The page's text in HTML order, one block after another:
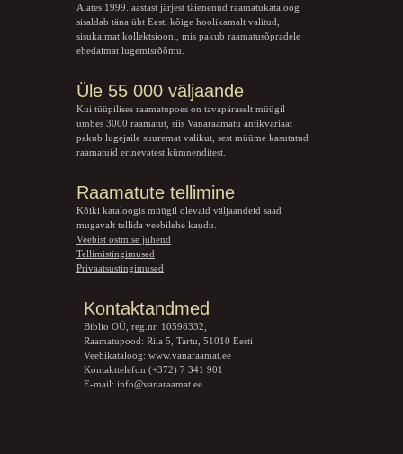
Alates 1999. aastast järjest täienenud raamatukataloog
sisaldab täna üht Eesti kõige hoolikamalt valitud,
sisukaimat kollektsiooni, mis pakub raamatusõpradele
ehedaimat lugemisrõõmu.
Üle 55 000 väljaande
Kui tüüpilises raamatupoes on tavapäraselt müügil
umbes 3000 raamatut, siis Vanaraamatu antikvariaat
pakub lugejaile suuremat valikut, sest müüme kasutatud
raamatuid erinevatest kümnenditest.
Raamatute tellimine
Kõiki kataloogis müügil olevaid väljaandeid saad
mugavalt tellida veebilehe kaudu.
Veebist ostmise juhend
Tellimistingimused
Privaatsustingimused
Kontaktandmed
Biblio OÜ, reg.nr. 10598332,
Raamatupood: Riia 5, Tartu, 51010 Eesti
Veebikataloog: www.vanaraamat.ee
Kontakttelefon (+372) 7 341 901
E-mail: info@vanaraamat.ee